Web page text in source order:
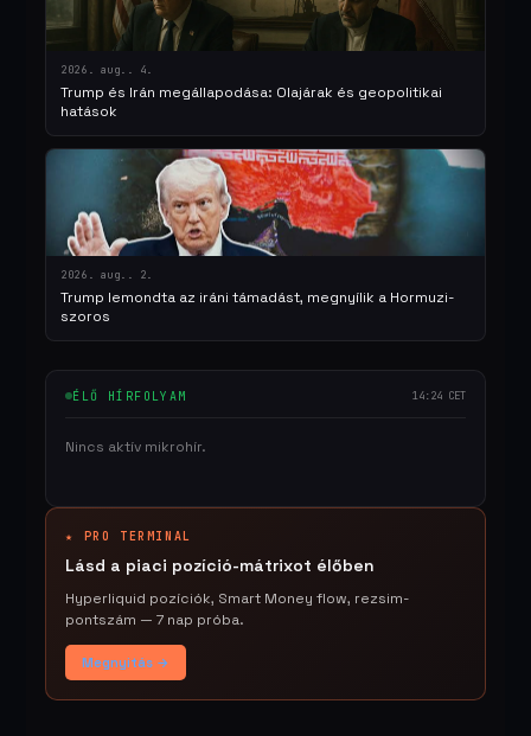
2026. aug.. 4.
Trump és Irán megállapodása: Olajárak és geopolitikai
hatások
2026. aug.. 2.
Trump lemondta az iráni támadást, megnyílik a Hormuzi-
szoros
ÉLŐ HÍRFOLYAM 14:24 CET
Nincs aktív mikrohír.
★ PRO TERMINAL
Lásd a piaci pozíció-mátrixot élőben
Hyperliquid pozíciók, Smart Money flow, rezsim-
pontszám — 7 nap próba.
Megnyitás →